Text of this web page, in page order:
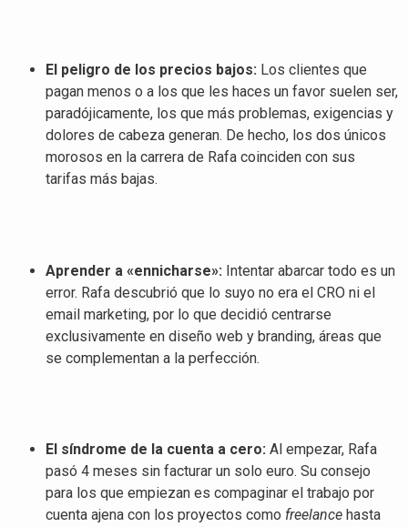
El peligro de los precios bajos: Los clientes que
pagan menos o a los que les haces un favor suelen ser,
paradójicamente, los que más problemas, exigencias y
dolores de cabeza generan. De hecho, los dos únicos
morosos en la carrera de Rafa coinciden con sus
tarifas más bajas.
Aprender a «ennicharse»: Intentar abarcar todo es un
error. Rafa descubrió que lo suyo no era el CRO ni el
email marketing, por lo que decidió centrarse
exclusivamente en diseño web y branding, áreas que
se complementan a la perfección.
El síndrome de la cuenta a cero: Al empezar, Rafa
pasó 4 meses sin facturar un solo euro. Su consejo
para los que empiezan es compaginar el trabajo por
cuenta ajena con los proyectos como freelance hasta